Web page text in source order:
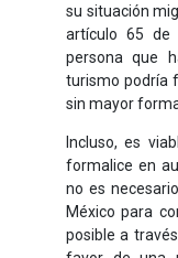
su situación
artículo 65 de
persona que
turismo podría
sin mayor
Incluso, es
formalice en
no es
México para
posible a